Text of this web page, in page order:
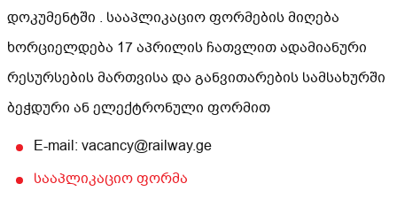
დოკუმენტში . სააპლიკაციო ფორმების მიღება
ხორციელდება 17 აპრილის ჩათვლით ადამიანური
რესურსების მართვისა და განვითარების სამსახურში
ბეჭდური ან ელექტრონული ფორმით
E-mail: vacancy@railway.ge
სააპლიკაციო ფორმა